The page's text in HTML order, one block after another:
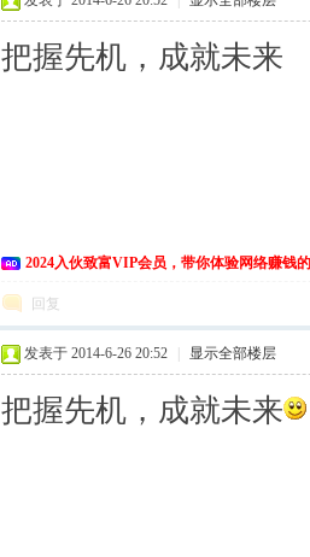
把握先机，成就未来
2024入伙致富VIP会员，带你体验网络赚钱
回复
发表于 2014-6-26 20:52 显示全部楼层
把握先机，成就未来